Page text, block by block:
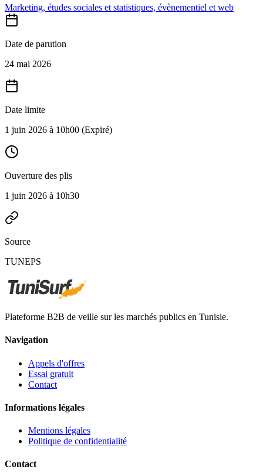
Marketing, études sociales et statistiques, évènementiel et web
Date de parution
24 mai 2026
Date limite
1 juin 2026 à 10h00 (Expiré)
Ouverture des plis
1 juin 2026 à 10h30
Source
TUNEPS
Plateforme B2B de veille sur les marchés publics en Tunisie.
Navigation
Appels d'offres
Essai gratuit
Contact
Informations légales
Mentions légales
Politique de confidentialité
Contact